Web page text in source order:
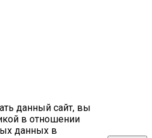
данный сайт, вы
в отношении
данных в